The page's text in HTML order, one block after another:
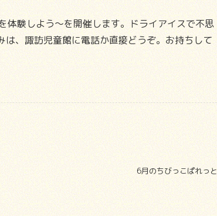
験しよう～を開催します。ドライアイスで不思
、諏訪児童館に電話か直接どうぞ。お持ちして
6月のちびっこぱれっと